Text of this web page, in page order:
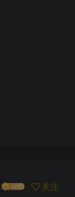
关注